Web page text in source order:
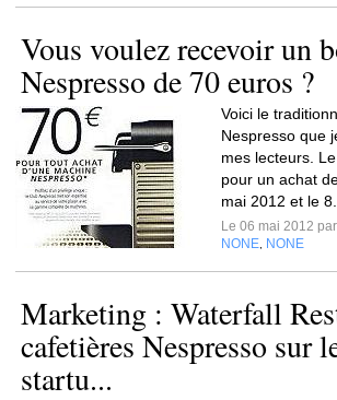
Vous voulez recevoir un
Nespresso de 70 euros ?
Voici le
Nespresso que
mes lecteurs.
pour un achat
mai 2012 et le
Le 06 mai 2012 par
NONE NONE
Marketing : Waterfall
cafetières Nespresso sur
startu...